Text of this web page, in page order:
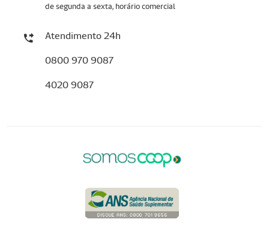
de segunda a sexta, horário comercial
Atendimento 24h
0800 970 9087
4020 9087